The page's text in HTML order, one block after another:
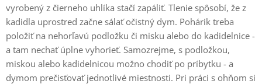
vyrobený z čierneho uhlíka stačí zapáliť. Tlenie spôsobí, že z
kadidla uprostred začne sálať očistný dym. Pohárik treba
položiť na nehorľavú podložku či misku alebo do kadidelnice -
a tam nechať úplne vyhorieť. Samozrejme, s podložkou,
miskou alebo kadidelnicou možno chodiť po príbytku - a
dymom prečisťovať jednotlivé miestnosti. Pri práci s ohňom si